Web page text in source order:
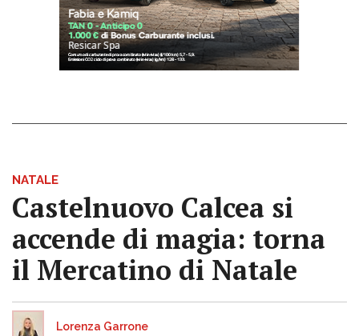
NATALE
Castelnuovo Calcea si
accende di magia: torna
il Mercatino di Natale
Lorenza Garrone